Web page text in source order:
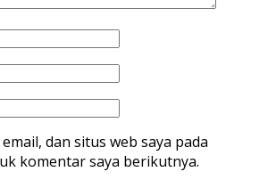
dan situs web saya pada
komentar saya berikutnya.